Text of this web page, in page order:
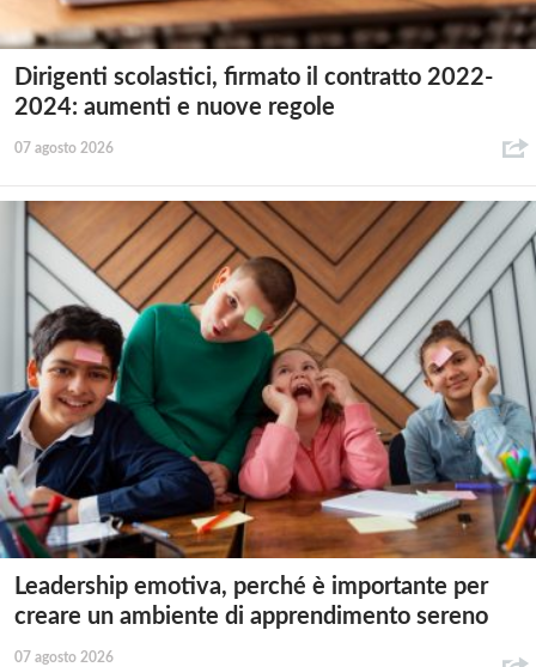
Dirigenti scolastici, firmato il contratto 2022-
2024: aumenti e nuove regole
07 agosto 2026
Leadership emotiva, perché è importante per
creare un ambiente di apprendimento sereno
07 agosto 2026